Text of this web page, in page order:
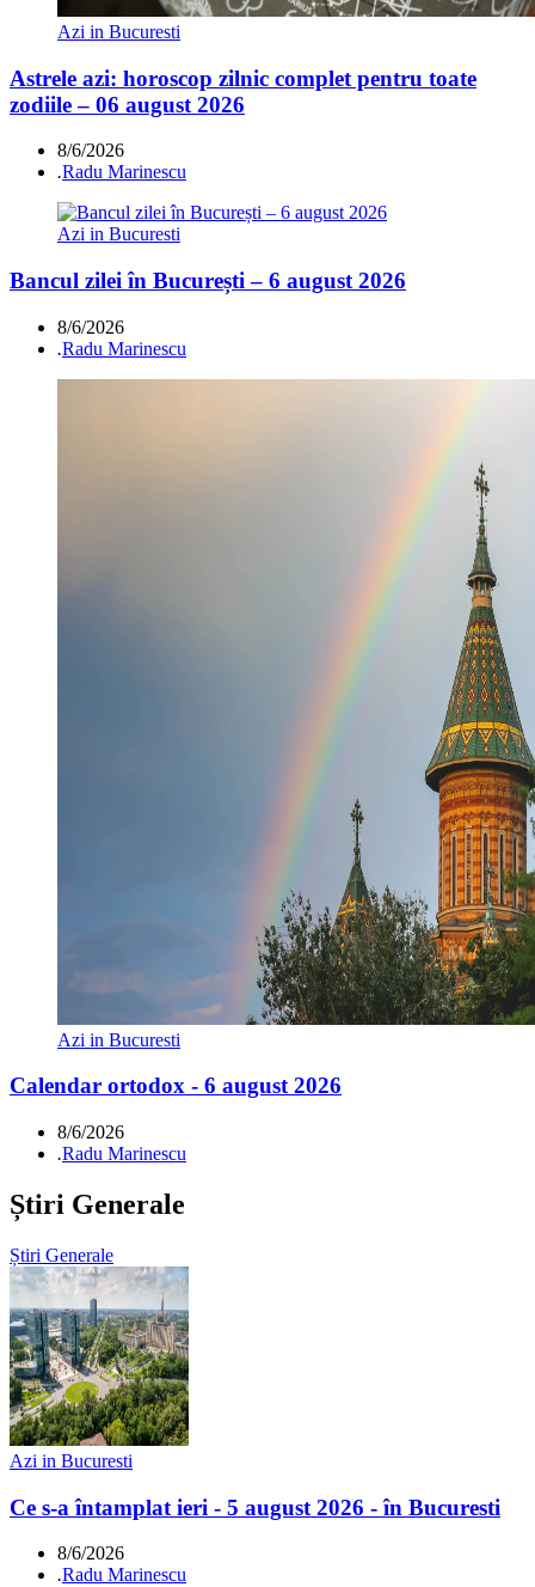
Azi in Bucuresti
Astrele azi: horoscop zilnic complet pentru toate
zodiile – 06 august 2026
8/6/2026
.Radu Marinescu
Azi in Bucuresti
Bancul zilei în București – 6 august 2026
8/6/2026
.Radu Marinescu
Azi in Bucuresti
Calendar ortodox - 6 august 2026
8/6/2026
.Radu Marinescu
Știri Generale
Știri Generale
Azi in Bucuresti
Ce s-a întamplat ieri - 5 august 2026 - în Bucuresti
8/6/2026
.Radu Marinescu